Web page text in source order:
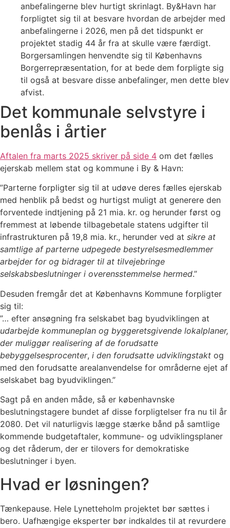
anbefalingerne blev hurtigt skrinlagt. By&Havn har
forpligtet sig til at besvare hvordan de arbejder med
anbefalingerne i 2026, men på det tidspunkt er
projektet stadig 44 år fra at skulle være færdigt.
Borgersamlingen henvendte sig til Københavns
Borgerrepræsentation, for at bede dem forpligte sig
til også at besvare disse anbefalinger, men dette blev
afvist.
Det kommunale selvstyre i
benlås i årtier
Aftalen fra marts 2025 skriver på side 4 om det fælles
ejerskab mellem stat og kommune i By & Havn:
”Parterne forpligter sig til at udøve deres fælles ejerskab
med henblik på bedst og hurtigst muligt at generere den
forventede indtjening på 21 mia. kr. og herunder først og
fremmest at løbende tilbagebetale statens udgifter til
infrastrukturen på 19,8 mia. kr., herunder ved at sikre at
samtlige af parterne udpegede bestyrelsesmedlemmer
arbejder for og bidrager til at tilvejebringe
selskabsbeslutninger i overensstemmelse hermed.”
Desuden fremgår det at Københavns Kommune forpligter
sig til:
”… efter ansøgning fra selskabet bag byudviklingen at
udarbejde kommuneplan og byggeretsgivende lokalplaner,
der muliggør realisering af de forudsatte
bebyggelsesprocenter, i den forudsatte udviklingstakt og
med den forudsatte arealanvendelse for områderne ejet af
selskabet bag byudviklingen.”
Sagt på en anden måde, så er københavnske
beslutningstagere bundet af disse forpligtelser fra nu til år
2080. Det vil naturligvis lægge stærke bånd på samtlige
kommende budgetaftaler, kommune- og udviklingsplaner
og det råderum, der er tilovers for demokratiske
beslutninger i byen.
Hvad er løsningen?
Tænkepause. Hele Lynetteholm projektet bør sættes i
bero. Uafhængige eksperter bør indkaldes til at revurdere